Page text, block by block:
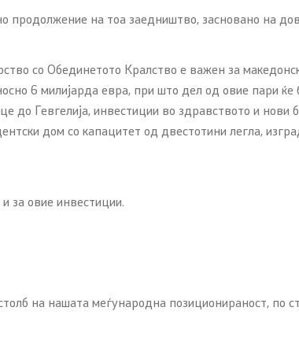
продолжение на тоа заедништво, засновано на
со Обединетото Кралство е важен за
6 милијарда евра, при што дел од овие пари
до Гевгелија, инвестиции во здравството и
дом со капацитет од двестотини легла,
за овие инвестиции.
на нашата меѓународна позиционираност, по